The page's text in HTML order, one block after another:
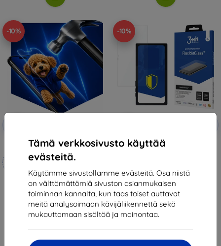
Tämä verkkosivusto käyttää
evästeitä.
Käytämme sivustollamme evästeitä. Osa niistä
on välttämättömiä sivuston asianmukaisen
toiminnan kannalta, kun taas toiset auttavat
meitä analysoimaan kävijäliikennettä sekä
mukauttamaan sisältöä ja mainontaa.
-10%
3mk Hammer protective film
Mittojen mukaan
21,90 €
19,70 €
Varastossa 4 kpl
-10%
3MK FlexibleGlass RAZER Edge
Wifi Hybridilasi
11,61 €
Varastossa > 5 kpl